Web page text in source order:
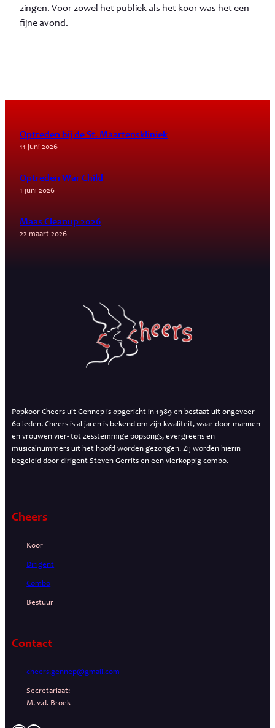
zingen. Voor zowel het publiek als het koor was het een
fijne avond.
Optreden bij de St. Maartenskliniek
11 juni 2026
Optreden War Child
1 juni 2026
Maas Cleanup 2026
22 maart 2026
Popkoor Cheers uit Gennep is opgericht in 1989 en bestaat uit ongeveer
60 leden. Cheers is al jaren is bekend om zijn kwaliteit, waar door mannen
en vrouwen vier- tot zesstemmige popsongs, evergreens en
musicalnummers uit het hoofd worden gezongen. Zij worden hierin
begeleid door dirigent Steven Gerrits en een vierkoppig combo.
Cheers
Koor
Dirigent
Combo
Bestuur
Contact
cheers.gennep@gmail.com
Secretariaat:
M. v.d. Broek